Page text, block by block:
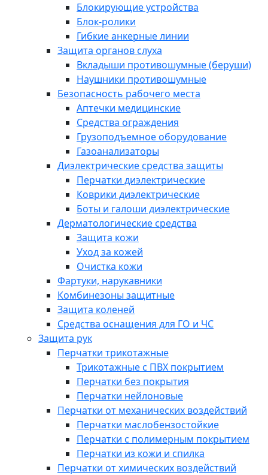
Блокирующие устройства
Блок-ролики
Гибкие анкерные линии
Защита органов слуха
Вкладыши противошумные (беруши)
Наушники противошумные
Безопасность рабочего места
Аптечки медицинские
Средства ограждения
Грузоподъемное оборудование
Газоанализаторы
Диэлектрические средства защиты
Перчатки диэлектрические
Коврики диэлектрические
Боты и галоши диэлектрические
Дерматологические средства
Защита кожи
Уход за кожей
Очистка кожи
Фартуки, нарукавники
Комбинезоны защитные
Защита коленей
Средства оснащения для ГО и ЧС
Защита рук
Перчатки трикотажные
Трикотажные с ПВХ покрытием
Перчатки без покрытия
Перчатки нейлоновые
Перчатки от механических воздействий
Перчатки маслобензостойкие
Перчатки с полимерным покрытием
Перчатки из кожи и спилка
Перчатки от химических воздействий